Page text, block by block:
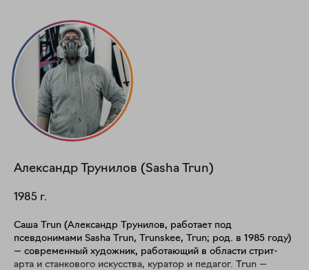
Александр Трунилов (Sasha Trun)
1985 г.
Саша Trun (Александр Трунилов, работает под
псевдонимами Sasha Trun, Trunskee, Trun; род. в 1985 году)
— современный художник, работающий в области стрит-
арта и станкового искусства, куратор и педагог. Trun —